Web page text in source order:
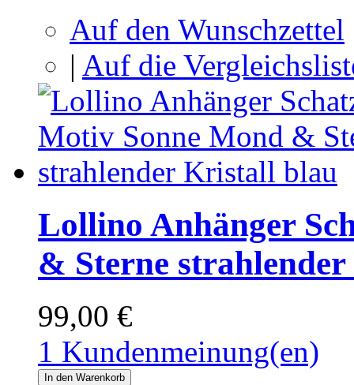
Auf den Wunschzettel
| Auf die
Lollino Anhänger
& Sterne
99,00 €
1 Kundenmeinung(en)
In den Warenkorb